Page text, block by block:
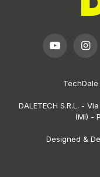
YouTube
DALETECH S.R.L. -
(MI) -
Designed &